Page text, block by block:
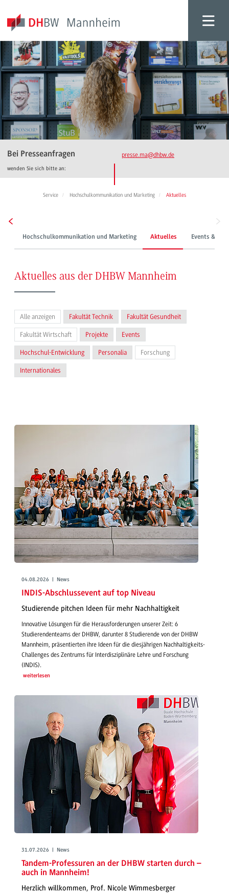
Bei Presseanfragen
wenden Sie sich bitte an:
presse.ma@dhbw.de
Service Hochschulkommunikation und Marketing Aktuelles
Hochschulkommunikation und Marketing Aktuelles Events &
Aktuelles aus der DHBW Mannheim
Alle anzeigen Fakultät Technik Fakultät Gesundheit
Fakultät Wirtschaft Projekte Events
Hochschul-Entwicklung Personalia Forschung
Internationales
04.08.2026 | News
INDIS-Abschlussevent auf top Niveau
Studierende pitchen Ideen für mehr Nachhaltigkeit
Innovative Lösungen für die Herausforderungen unserer Zeit: 6
Studierendenteams der DHBW, darunter 8 Studierende von der DHBW
Mannheim, präsentierten ihre Ideen für die diesjährigen Nachhaltigkeits-
Challenges des Zentrums für Interdisziplinäre Lehre und Forschung
(INDIS).
weiterlesen
31.07.2026 | News
Tandem-Professuren an der DHBW starten durch –
auch in Mannheim!
Herzlich willkommen, Prof. Nicole Wimmesberger